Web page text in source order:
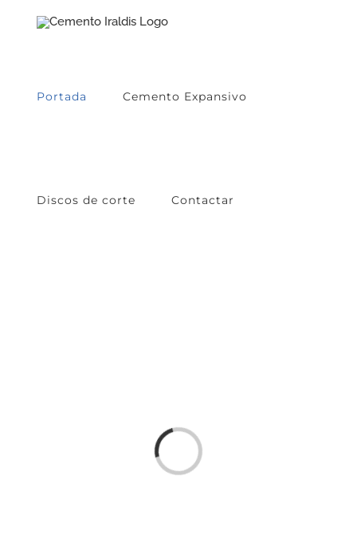
Portada Cemento Expansivo
Discos de corte Contactar
Loading...